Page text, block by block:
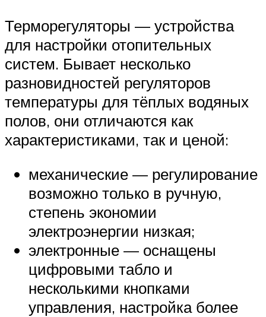
Терморегуляторы — устройства
для настройки отопительных
систем. Бывает несколько
разновидностей регуляторов
температуры для тёплых водяных
полов, они отличаются как
характеристиками, так и ценой:
механические — регулирование
возможно только в ручную,
степень экономии
электроэнергии низкая;
электронные — оснащены
цифровыми табло и
несколькими кнопками
управления, настройка более